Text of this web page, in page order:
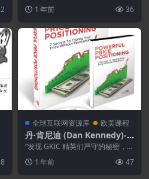
近，借助AI，特别是D...
1 年前 36
全球互联网资源库 欧美课程
丹·肯尼迪 (Dan Kennedy)-P
owerful Price Positioning
“发现 GKIC 精英们严守的秘密，他
手高出 5 ...
1 年前 47